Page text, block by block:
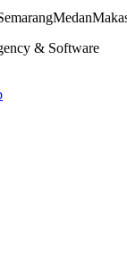
Medan
& Software